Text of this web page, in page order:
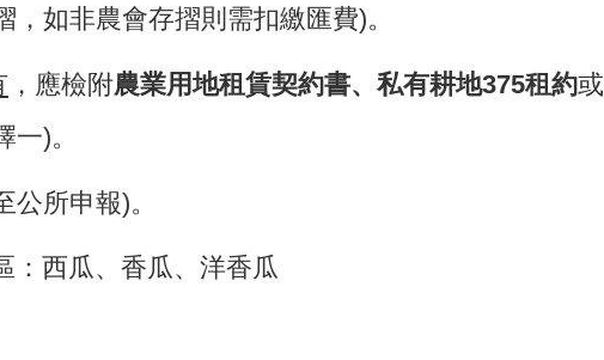
如非農會存摺則需扣繳匯費)。
，應檢附農業用地租賃契約書、私有耕地375租約或
一)。
所申報)。
：西瓜、香瓜、洋香瓜